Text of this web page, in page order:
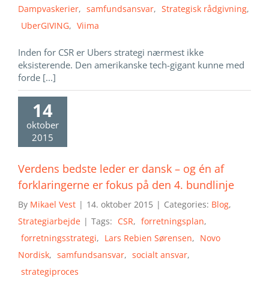
Dampvaskerier, samfundsansvar, Strategisk rådgivning,
UberGIVING, Viima
Inden for CSR er Ubers strategi nærmest ikke
eksisterende. Den amerikanske tech-gigant kunne med
forde [...]
14
oktober
2015
Verdens bedste leder er dansk – og én af
forklaringerne er fokus på den 4. bundlinje
By Mikael Vest | 14. oktober 2015 | Categories: Blog,
Strategiarbejde | Tags: CSR, forretningsplan,
forretningsstrategi, Lars Rebien Sørensen, Novo
Nordisk, samfundsansvar, socialt ansvar,
strategiproces